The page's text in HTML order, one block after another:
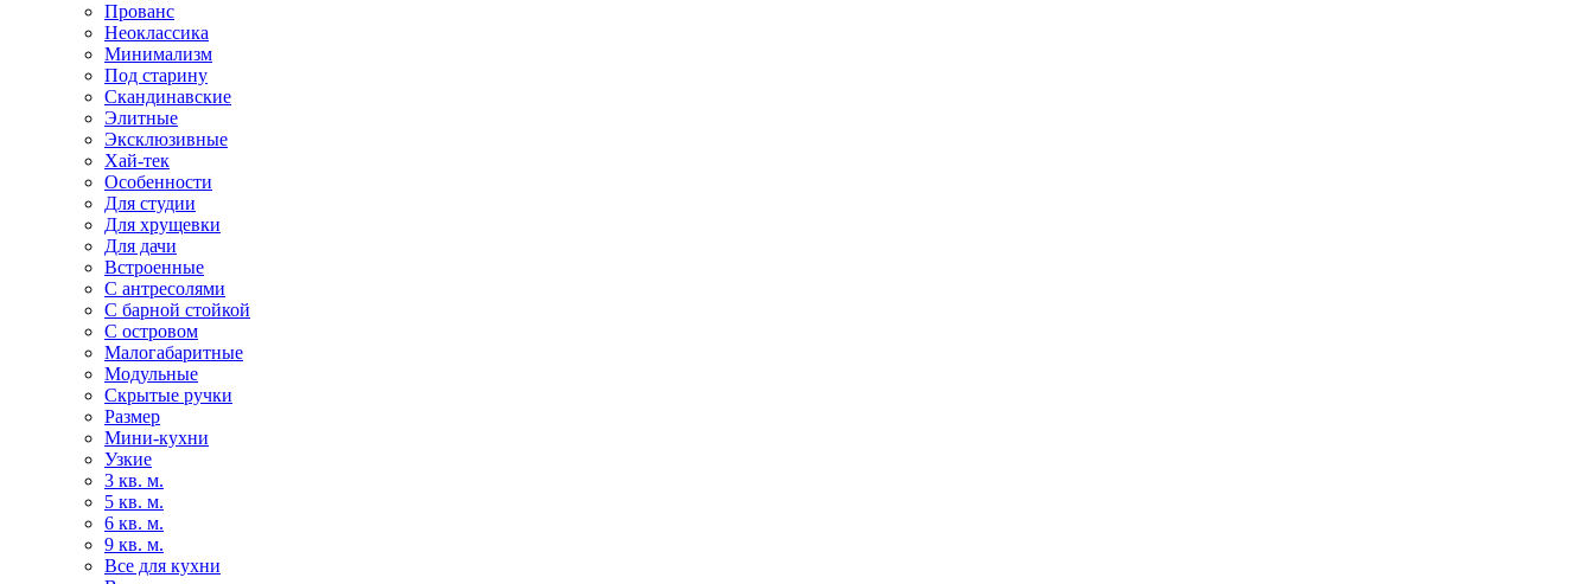
Прованс
Неоклассика
Минимализм
Под старину
Скандинавские
Элитные
Эксклюзивные
Хай-тек
Особенности
Для студии
Для хрущевки
Для дачи
Встроенные
С антресолями
С барной стойкой
С островом
Малогабаритные
Модульные
Скрытые ручки
Размер
Мини-кухни
Узкие
3 кв. м.
5 кв. м.
6 кв. м.
9 кв. м.
Все для кухни